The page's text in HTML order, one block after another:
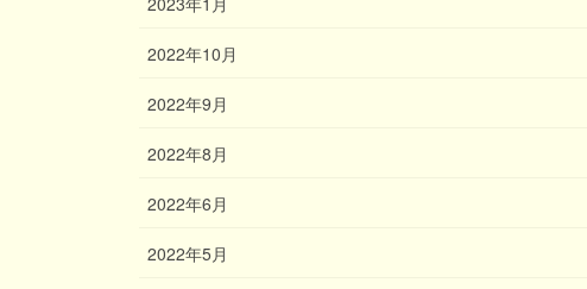
2022年10月
2022年9月
2022年8月
2022年6月
2022年5月